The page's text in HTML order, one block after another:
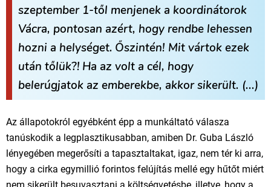
szeptember 1-től menjenek a koordinátorok
Vácra, pontosan azért, hogy rendbe lehessen
hozni a helységet. Őszintén! Mit vártok ezek
után tőlük?! Ha az volt a cél, hogy
belerúgjatok az emberekbe, akkor sikerült. (...)
Az állapotokról egyébként épp a munkáltató válasza
tanúskodik a legplasztikusabban, amiben Dr. Guba László
lényegében megerősíti a tapasztaltakat, igaz, nem tér ki arra,
hogy a cirka egymillió forintos felújítás mellé egy hűtőt miért